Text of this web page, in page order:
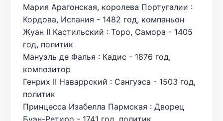
Мария Арагонская, королева Португалии :
Кордова, Испания - 1482 год, компаньон
Жуан II Кастильский : Торо, Самора - 1405
год, политик
Мануэль де Фалья : Кадис - 1876 год,
композитор
Генрих II Наваррский : Сангуэса - 1503 год,
политик
Принцесса Изабелла Пармская : Дворец
Буэн-Ретиро - 1741 год, политик